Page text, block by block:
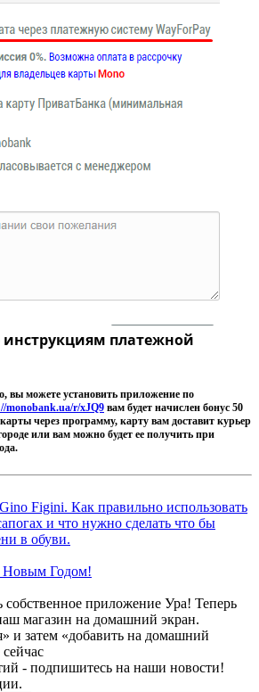
инструкциям платежной
вы можете установить приложение по
monobank.ua/r/xJQ9 вам будет начислен бонус 50
через программу, карту вам доставит курьер
или вам можно будет ее получить при
Figini. Как правильно использовать
и что нужно сделать что бы
в обуви.
Новым Годом!
собственное приложение Ура! Теперь
магазин на домашний экран.
и затем «добавить на домашний
сейчас
- подпишитесь на наши новости!